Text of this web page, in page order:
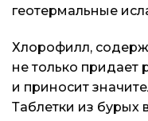
геотермальные
Хлорофилл,
не только придает
и приносит
Таблетки из бурых